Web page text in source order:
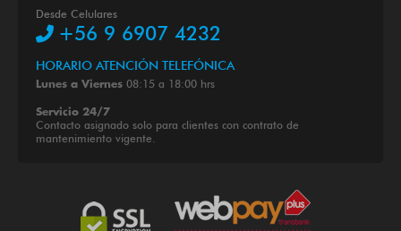
Desde Celulares
+56 9 6907 4232
HORARIO ATENCIÓN TELEFÓNICA
Lunes a Viernes 08:15 a 18:00 hrs
Servicio 24/7
Contacto asignado solo para clientes con contrato de
mantenimiento vigente.